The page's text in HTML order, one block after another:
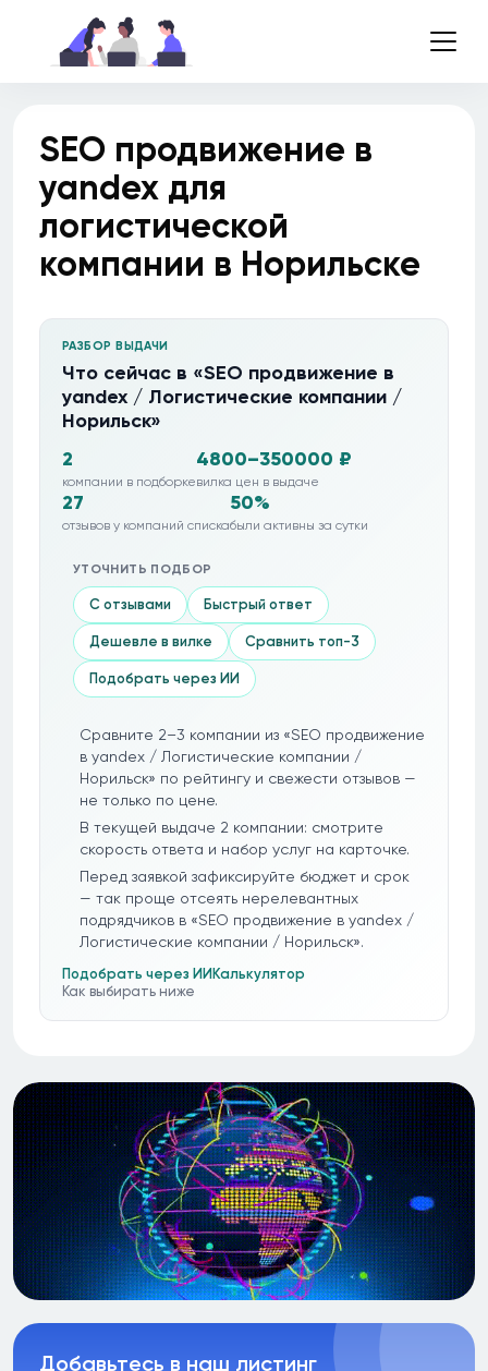
SEO продвижение в
yandex для
логистической
компании в Норильске
РАЗБОР ВЫДАЧИ
Что сейчас в «SEO продвижение в
yandex / Логистические компании /
Норильск»
2
компании в подборке
4800–350000 ₽
вилка цен в выдаче
27
отзывов у компаний списка
50%
были активны за сутки
УТОЧНИТЬ ПОДБОР
С отзывами Быстрый ответ
Дешевле в вилке Сравнить топ-3
Подобрать через ИИ
Сравните 2–3 компании из «SEO продвижение
в yandex / Логистические компании /
Норильск» по рейтингу и свежести отзывов —
не только по цене.
В текущей выдаче 2 компании: смотрите
скорость ответа и набор услуг на карточке.
Перед заявкой зафиксируйте бюджет и срок
— так проще отсеять нерелевантных
подрядчиков в «SEO продвижение в yandex /
Логистические компании / Норильск».
Подобрать через ИИ Калькулятор
Как выбирать ниже
Добавьтесь в наш листинг